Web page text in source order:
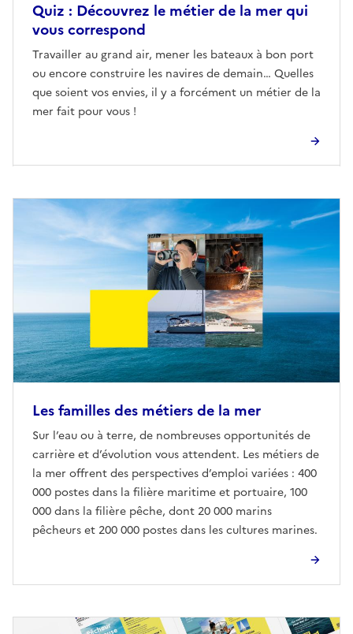
Quiz : Découvrez le métier de la mer qui
vous correspond
Travailler au grand air, mener les bateaux à bon port
ou encore construire les navires de demain… Quelles
que soient vos envies, il y a forcément un métier de la
mer fait pour vous !
Les familles des métiers de la mer
Sur l’eau ou à terre, de nombreuses opportunités de
carrière et d’évolution vous attendent. Les métiers de
la mer offrent des perspectives d’emploi variées : 400
000 postes dans la filière maritime et portuaire, 100
000 dans la filière pêche, dont 20 000 marins
pêcheurs et 200 000 postes dans les cultures marines.